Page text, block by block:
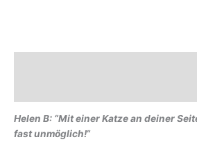
Helen B: “Mit einer Katze an deiner
fast unmöglich!“